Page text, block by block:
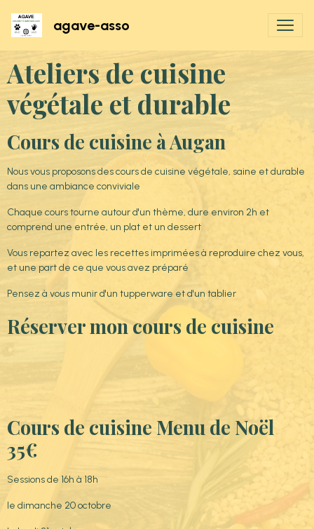
agave-asso
Ateliers de cuisine
végétale et durable
Cours de cuisine à Augan
Nous vous proposons des cours de cuisine végétale, saine et durable
dans une ambiance conviviale
Chaque cours tourne autour d'un thème, dure environ 2h et
comprend une entrée, un plat et un dessert
Vous repartez avec les recettes imprimées à reproduire chez vous,
et une part de ce que vous avez préparé
Pensez à vous munir d'un tupperware et d'un tablier
Réserver mon cours de cuisine
Cours de cuisine Menu de Noël
35€
Sessions de 16h à 18h
le dimanche 20 octobre